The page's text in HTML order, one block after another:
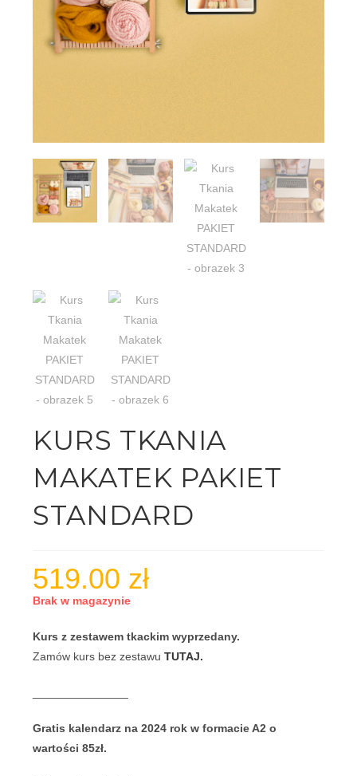
KURS TKANIA
MAKATEK PAKIET
STANDARD
519.00 zł
Brak w magazynie
Kurs z zestawem tkackim wyprzedany.
Zamów kurs bez zestawu TUTAJ.
Gratis kalendarz na 2024 rok w formacie A2 o
wartości 85zł.